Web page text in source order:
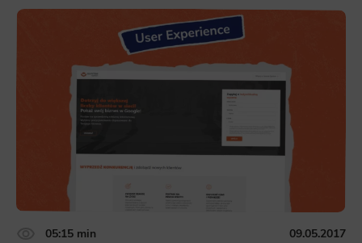
05:15 min 09.05.2017